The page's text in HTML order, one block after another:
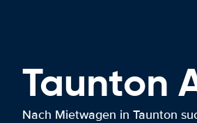
Taunton
Nach Mietwagen in Taunton